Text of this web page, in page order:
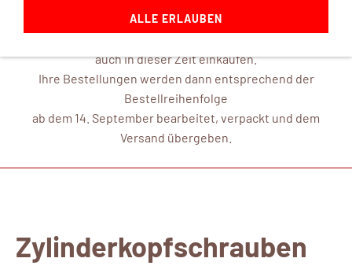
14. September 2026 wieder für Sie da.
auch in dieser Zeit einkaufen.
Ihre Bestellungen werden dann entsprechend der
Bestellreihenfolge
ab dem 14. September bearbeitet, verpackt und dem
Versand übergeben.
Zylinderkopfschrauben
ALLE ERLAUBEN